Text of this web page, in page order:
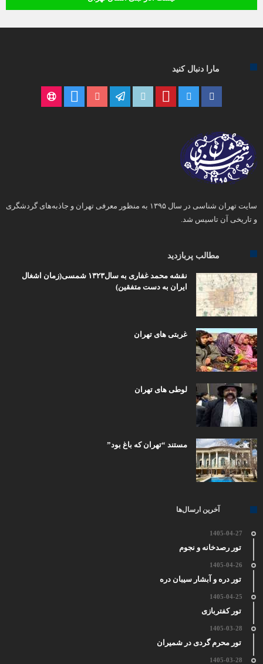
مارا دنبال کنید
سایت تهران شناسی در سال ۱۳۹۵ به منظور معرفی تهران و جاذبه‌های گردشگری
و تاریخی آن تاسیس شد.
مطالب پربازدید
نقشه محمد غفاری به سال۱۳۲۳ شمسی(زمان اشغال
ایران به دست متفقین)
غربتی های تهران
لوطی های تهران
مستند “تهران که باغ بود”
آخرین ارسال‌ها
1405-04-27
تور رصدخانه و نجوم
1405-04-26
تور دره و آبشار سیبان دره
1405-04-25
تور کفتربازی
1405-03-28
تور محرم گردی در شمیران
1405-03-28